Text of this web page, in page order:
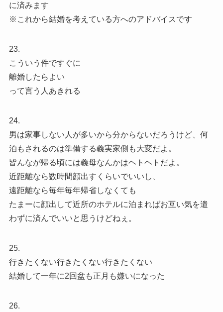
に済みます
※これから結婚を考えている方へのアドバイスです
23.
こういう件ですぐに
離婚したらよい
って言う人あきれる
24.
男は家事しない人が多いから分からないだろうけど、何
泊もされるのは準備する義実家側も大変だよ。
皆んなが帰る頃には義母なんかはヘトヘトだよ。
近距離なら数時間顔出すくらいでいいし、
遠距離なら毎年毎年帰省しなくても
たまーに顔出して近所のホテルに泊まればお互い気を遣
わずに済んでいいと思うけどねぇ。
25.
行きたくない行きたくない行きたくない
結婚して一年に2回盆も正月も嫌いになった
26.